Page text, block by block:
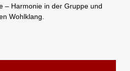
– Harmonie in der Gruppe und
Wohlklang.